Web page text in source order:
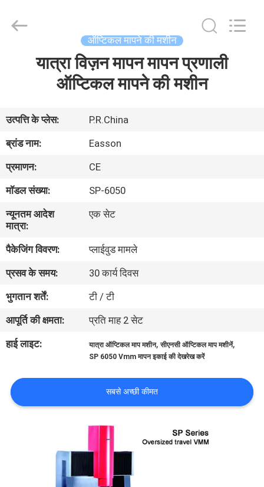
हमारे
बारे
कारखाना
दौरा
गुणवत्ता
नियंत्रण
हमसे
करें
Technology
ऑप्टिकल मापने की मशीन
यात्रा विज़न मापन मापन प्रणाली
ऑप्टिकल मापने की मशीन
उत्पत्ति के प्लेस:
P.R.China
ब्रांड नाम:
Easson
प्रमाणन:
CE
मॉडल संख्या:
SP-6050
न्यूनतम आदेश
मात्रा:
एक सेट
पैकेजिंग विवरण:
प्लाईवुड मामले
प्रसव के समय:
30 कार्य दिवस
भुगतान शर्तें:
टी / टी
आपूर्ति की क्षमता:
प्रति माह 2 सेट
हाई लाइट:
यात्रा ऑप्टिकल माप मशीन,सीएनसी ऑप्टिकल माप मशीनें,
SP 6050 Vmm मापन इकाई की देखरेख करें
सबसे अच्छी कीमत